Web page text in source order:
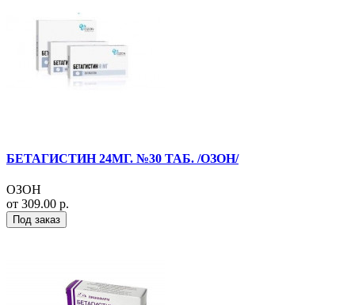
БЕТАГИСТИН 24МГ. №30 ТАБ. /ОЗОН/
ОЗОН
от 309.00 р.
Под заказ